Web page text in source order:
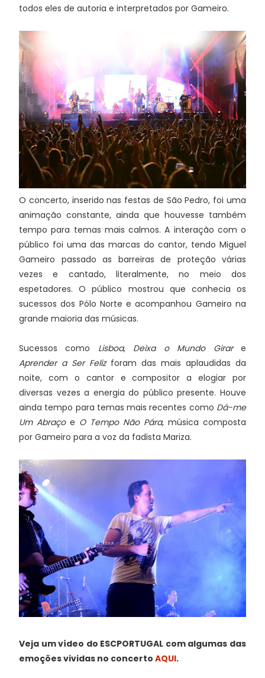
todos eles de autoria e interpretados por Gameiro.
O concerto, inserido nas festas de São Pedro, foi uma
animação constante, ainda que houvesse também
tempo para temas mais calmos. A interação com o
público foi uma das marcas do cantor, tendo Miguel
Gameiro passado as barreiras de proteção várias
vezes e cantado, literalmente, no meio dos
espetadores. O público mostrou que conhecia os
sucessos dos Pólo Norte e acompanhou Gameiro na
grande maioria das músicas.
Sucessos como Lisboa, Deixa o Mundo Girare
Aprender a Ser Feliz foram das mais aplaudidas da
noite, com o cantor e compositor a elogiar por
diversas vezes a energia do público presente. Houve
ainda tempo para temas mais recentes como Dá-me
Um Abraçoe O Tempo Não Pára, música composta
por Gameiro para a voz da fadista Mariza.
Veja um vídeo do ESCPORTUGAL com algumas das
emoções vividas no concerto AQUI.